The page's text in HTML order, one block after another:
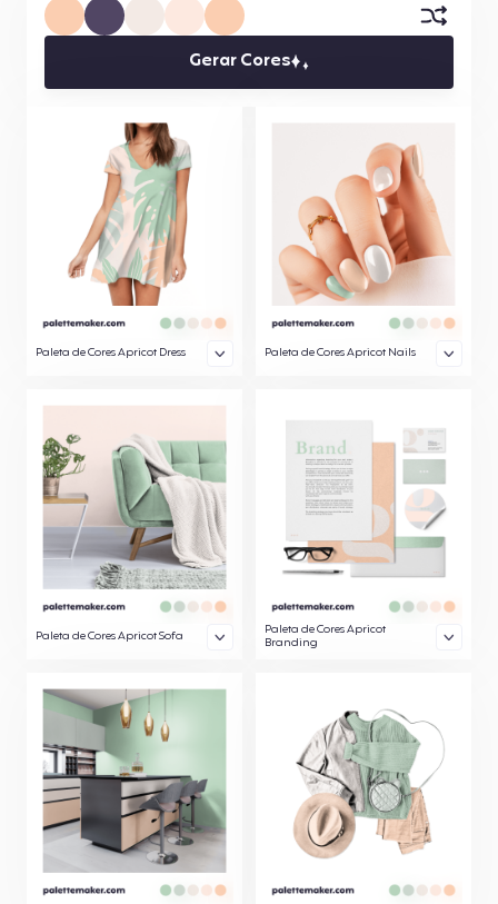
Gerar Cores
Paleta de Cores Apricot Dress Paleta de Cores Apricot Nails
Paleta de Cores Apricot Sofa
Paleta de Cores Apricot
Branding